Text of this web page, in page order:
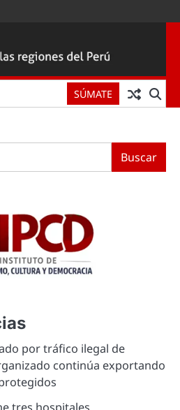
SÚMATE
Buscar
por tráfico ilegal de
continúa exportando